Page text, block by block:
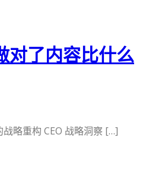
对了内容比什么
战略重构 CEO 战略洞察 […]